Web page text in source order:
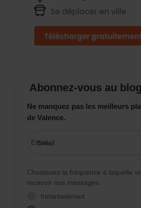
Abonnez-vous au
Ne manquez pas les meilleurs
de Valence.
Email
Choisissez la fréquence à laquelle
recevoir nos messages.
Instantanément